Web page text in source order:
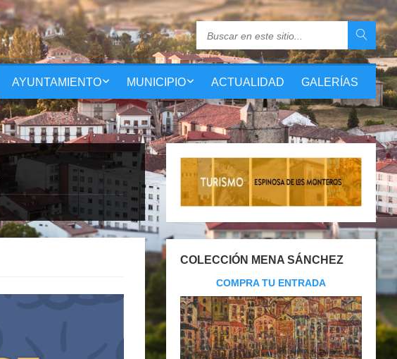
AYUNTAMIENTO MUNICIPIO ACTUALIDAD GALERÍAS
COLECCIÓN MENA SÁNCHEZ
COMPRA TU ENTRADA